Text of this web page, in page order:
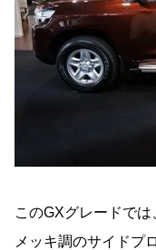
このGXグレードで
メッキ調のサイドプ